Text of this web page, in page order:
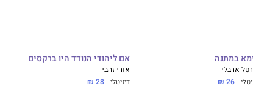
סרי לוי, שלומי צ'רקה, שנה רוטר קופל, שרון טוקר,
במתנה
ארבלי
26 ₪
אם ליהודי הנודד היו ברקסים
אורי זהבי
דיגיטלי 28 ₪